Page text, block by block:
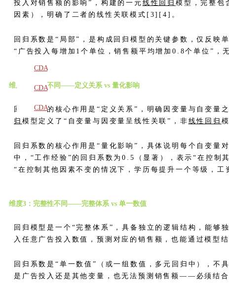
投入对销售额的影响”，构建的一元 线性回归模型，完整包
因素），明确了二者的线性关联模式[3][4]。
回归系数是“局部”，是构成回归模型的关键参数，仅反
“广告投入每增加1个单位，销售额平均增加0.8个单位”，
维度2：作用不同——定义关系 vs 量化影响
回归模型的核心作用是“定义关系”，明确因变量与自变量
归 模型定义了“自变量与因变量呈线性关联”，非 线性回归
回归系数的核心作用是“量化影响”，具体说明每个自变量
中，“工作经验”的回归系数为0.5（显著），表示“在控制
“在控制其他因素不变的情况下，学历每提升一个等级，
维度3：完整性不同——完整体系 vs 单一数值
回归模型是一个“完整体系”，具备独立的逻辑结构，能够
入任意广告投入数值，预测对应的销售额，也能通过模型
回归系数是“单一数值”（或一组数值，多元回归中），不
是广告投入还是其他变量，也无法预测销售额——必须结
CDA
教材
CDA
题库
CDA
大纲